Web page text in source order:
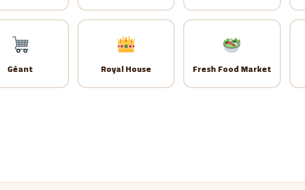
Géant Royal House Fresh Food Market